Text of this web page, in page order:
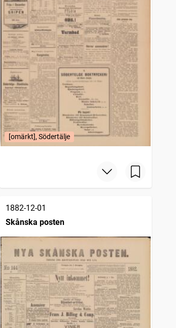
[omärkt], Södertälje
1882-12-01
Skånska posten